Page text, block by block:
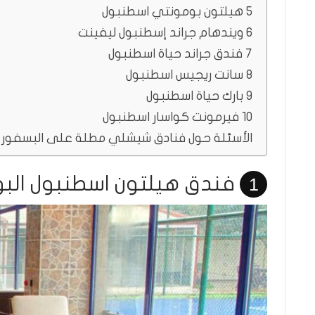
5 هيلتون بومونتي اسطنبول
6 ويندهام جراند إسطنبول ليفينت
7 فندق جراند حياة اسطنبول
8 سانت ريجيس اسطنبول
9 بارك حياة اسطنبول
10 فيرمونت كواسار اسطنبول
الأسئلة حول فنادق شيشلي مطلة على البسفور
1 فندق هيلتون اسطنبول